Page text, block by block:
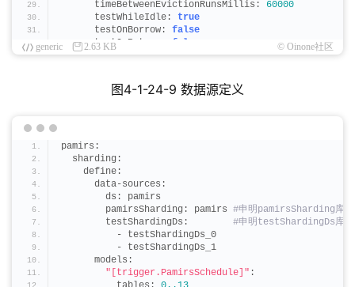
      timeBetweenEvictionRunsMillis:
60000
      testWhileIdle:
true
      testOnBorrow:
false
      testOnReturn:
false
      poolPreparedStatements:
true
      driverClassName: com.
mysql.
      password: oinone
      initialSize:
      maxActive:
      minIdle:
5
      maxWait:
60000
      timeBetweenEvictionRunsMillis:
60000
      testWhileIdle:
true
      testOnBorrow:
false
      testOnReturn:
false
      poolPreparedStatements:
      asyncInit:
true
    testShardingDs_1:
generic 2.63 KB © Oinone社区
图4-1-24-9 数据源定义
pamirs:
  sharding:
    define:
      data-sources:
        ds: pamirs
        pamirsSharding: pamirs
#申明pamirsSharding库
        testShardingDs:
#申明testShardingDs库
          - testShardingDs_0
          - testShardingDs_1
      models:
"[trigger.PamirsSchedule]" :